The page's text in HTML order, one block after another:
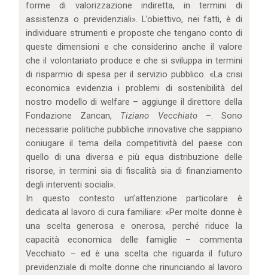
forme di valorizzazione indiretta, in termini di
assistenza o previdenziali». L’obiettivo, nei fatti, è di
individuare strumenti e proposte che tengano conto di
queste dimensioni e che considerino anche il valore
che il volontariato produce e che si sviluppa in termini
di risparmio di spesa per il servizio pubblico. «La crisi
economica evidenzia i problemi di sostenibilità del
nostro modello di welfare – aggiunge il direttore della
Fondazione Zancan, Tiziano Vecchiato–. Sono
necessarie politiche pubbliche innovative che sappiano
coniugare il tema della competitività del paese con
quello di una diversa e più equa distribuzione delle
risorse, in termini sia di fiscalità sia di finanziamento
degli interventi sociali».
In questo contesto un’attenzione particolare è
dedicata al lavoro di cura familiare: «Per molte donne è
una scelta generosa e onerosa, perché riduce la
capacità economica delle famiglie – commenta
Vecchiato – ed è una scelta che riguarda il futuro
previdenziale di molte donne che rinunciando al lavoro